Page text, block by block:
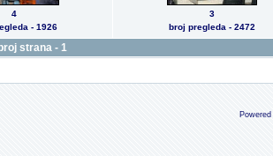
4
- 1926
3
broj pregleda - 2472
strana - 1